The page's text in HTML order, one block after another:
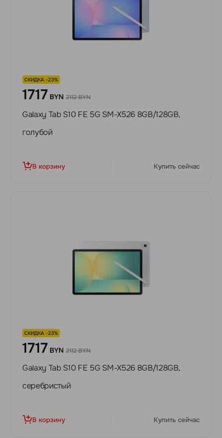
СКИДКА -23%
1717 BYN 2112 BYN
Galaxy Tab S10 FE 5G SM-X526 8GB/128GB,
голубой
В корзину Купить сейчас
СКИДКА -23%
1717 BYN 2112 BYN
Galaxy Tab S10 FE 5G SM-X526 8GB/128GB,
серебристый
В корзину Купить сейчас